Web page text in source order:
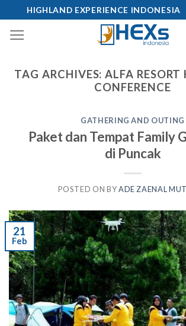
content
HIGHLAND EXPERIENCE INDONESIA
TAG ARCHIVES:ALFA
CONFERENCE
GATHERING AND OUTING
Paket dan Tempat Family
di Puncak
POSTED ON BYADE ZAENAL
21
Feb